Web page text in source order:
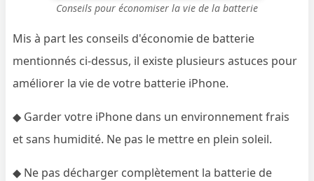
Conseils pour économiser la vie de la batterie
Mis à part les conseils d'économie de batterie
mentionnés ci-dessus, il existe plusieurs astuces pour
améliorer la vie de votre batterie iPhone.
◆ Garder votre iPhone dans un environnement frais
et sans humidité. Ne pas le mettre en plein soleil.
◆ Ne pas décharger complètement la batterie de